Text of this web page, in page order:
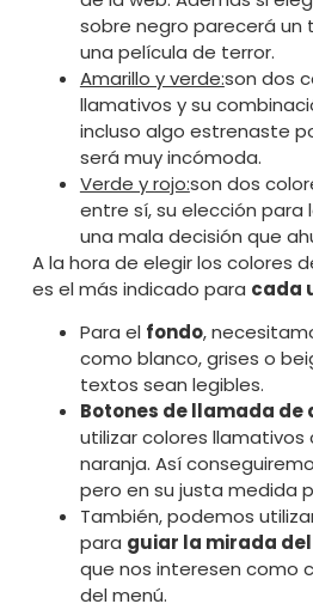
sobre negro parecerá un
una película de terror.
Amarillo y verde:son dos
llamativos y su
incluso algo estrenaste
será muy incómoda.
Verde y rojo:son dos
entre sí, su elección para
una mala decisión que
A la hora de elegir los colores
es el más indicado para cada
Para el fondo,
como blanco, grises o
textos sean legibles.
Botones de llamada de
utilizar colores llamativos
naranja. Así
pero en su justa medida
También, podemos
para guiar la mirada
que nos interesen como
del menú.